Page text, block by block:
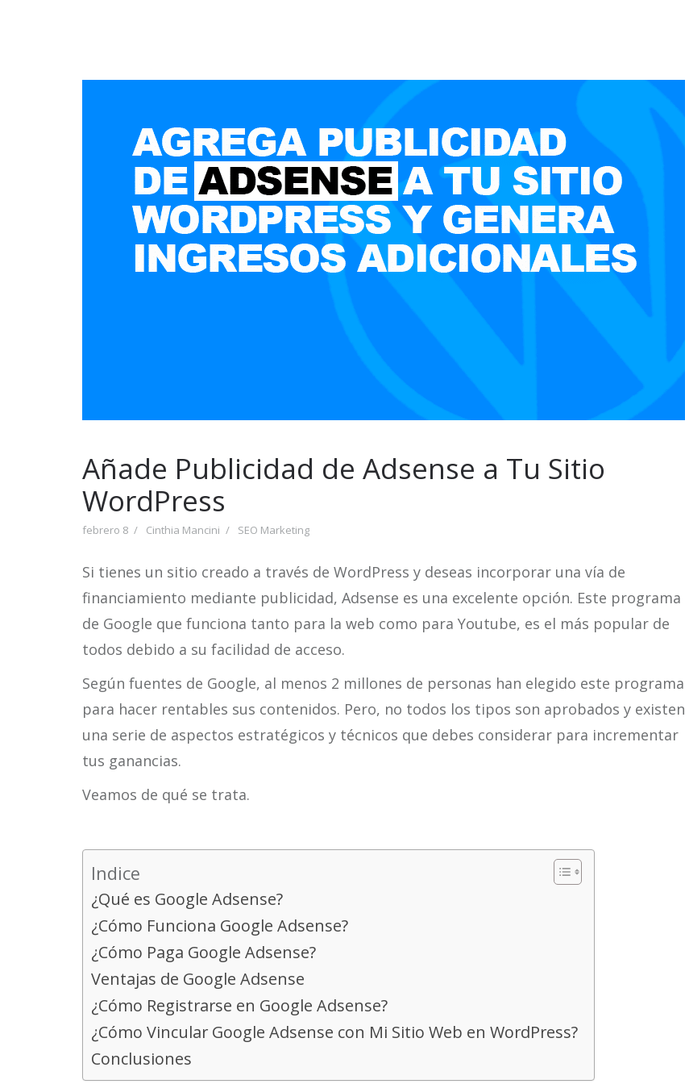
Añade Publicidad de Adsense a Tu Sitio
WordPress
febrero 8 Cinthia Mancini SEO Marketing
Si tienes un sitio creado a través de WordPress y deseas incorporar una vía de
financiamiento mediante publicidad, Adsense es una excelente opción. Este programa
de Google que funciona tanto para la web como para Youtube, es el más popular de
todos debido a su facilidad de acceso.
Según fuentes de Google, al menos 2 millones de personas han elegido este programa
para hacer rentables sus contenidos. Pero, no todos los tipos son aprobados y existen
una serie de aspectos estratégicos y técnicos que debes considerar para incrementar
tus ganancias.
Veamos de qué se trata.
Indice
¿Qué es Google Adsense?
¿Cómo Funciona Google Adsense?
¿Cómo Paga Google Adsense?
Ventajas de Google Adsense
¿Cómo Registrarse en Google Adsense?
¿Cómo Vincular Google Adsense con Mi Sitio Web en WordPress?
Conclusiones